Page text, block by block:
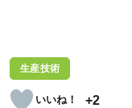
生産技術
+2